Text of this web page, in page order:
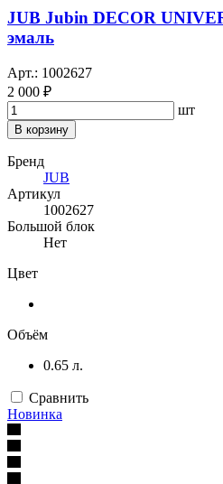
JUB Jubin DECOR
эмаль
Арт.: 1002627
2 000 ₽
шт
В корзину
Бренд
JUB
Артикул
1002627
Большой блок
Нет
Цвет
Объём
0.65 л.
Сравнить
Новинка